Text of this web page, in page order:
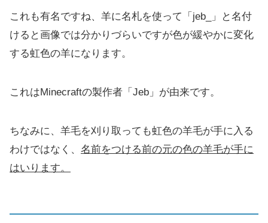
これも有名ですね、羊に名札を使って「jeb_」と名付
けると画像では分かりづらいですが色が緩やかに変化
する虹色の羊になります。
これはMinecraftの製作者「Jeb」が由来です。
ちなみに、羊毛を刈り取っても虹色の羊毛が手に入る
わけではなく、 名前をつける前の元の色の羊毛が手に
はいります。